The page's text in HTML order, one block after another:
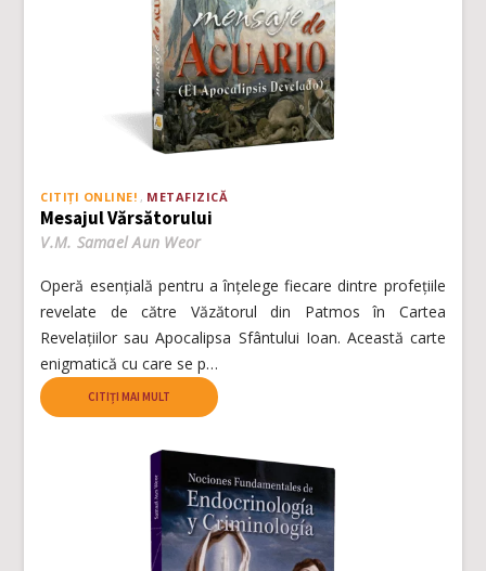
CITIȚI ONLINE! METAFIZICĂ
Mesajul Vărsătorului
V.M. Samael Aun Weor
Operă esențială pentru a înțelege fiecare dintre profețiile
revelate de către Văzătorul din Patmos în Cartea
Revelațiilor sau Apocalipsa Sfântului Ioan. Această carte
enigmatică cu care se p…
CITIȚI MAI MULT